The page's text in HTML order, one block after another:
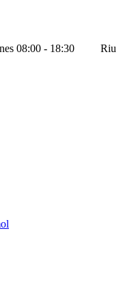
08:00 - 18:30
Riu